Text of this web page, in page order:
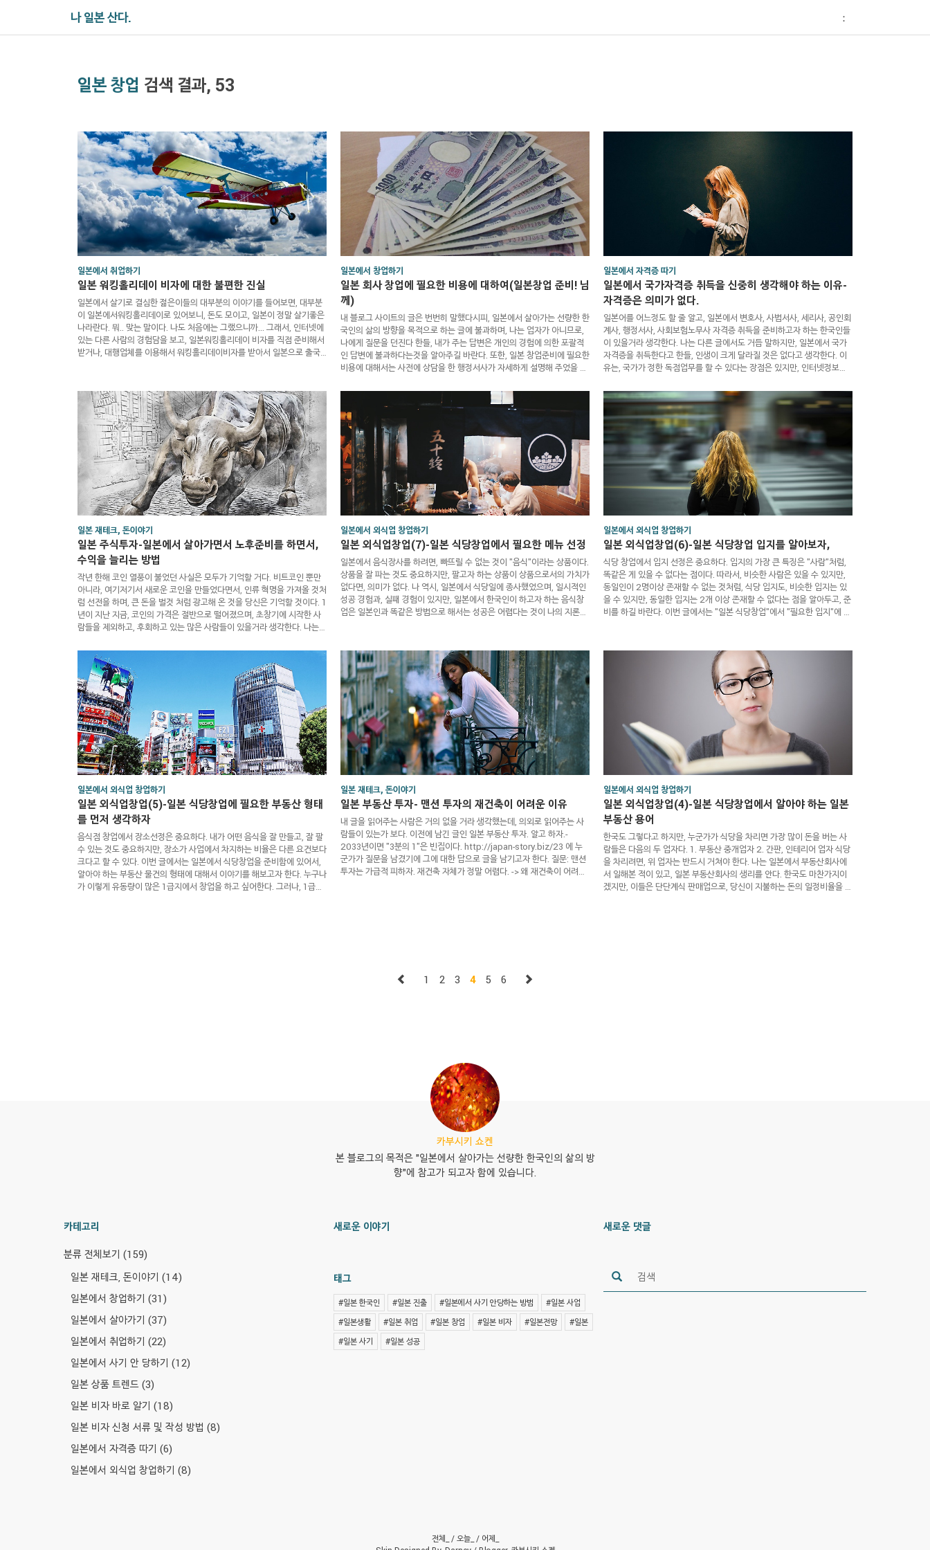
나 일본 산다. ：
일본 창업 검색 결과, 53
일본에서 취업하기
일본 워킹홀리데이 비자에 대한 불편한 진실
일본에서 살기로 결심한 젊은이들의 대부분의 이야기를 들어보면, 대부분
이 일본에서워킹홀리데이로 있어보니, 돈도 모이고, 일본이 정말 살기좋은
나라란다. 뭐.. 맞는 말이다. 나도 처음에는 그랬으니까... 그래서, 인터넷에
있는 다른 사람의 경험담을 보고, 일본워킹홀리데이 비자를 직접 준비해서
받거나, 대행업체를 이용해서 워킹홀리데이비자를 받아서 일본으로 출국
손꼽아 기다리며, 한국에서 일본에서 살아갈 집을 알아보며, 매일이 흥미진
진하고 기대감에 벅찬 나날일 것이다. 그러나, 이런 일본 워킹 홀리데이 비
자에는 당신이 생각하는 것처럼 좋은 일만 있는 것이 아니다. 그 뒤..
일본에서 창업하기
일본 회사 창업에 필요한 비용에 대하여(일본창업 준비! 님
께)
내 블로그 사이트의 글은 번번히 말했다시피, 일본에서 살아가는 선량한 한
국인의 삶의 방향을 목적으로 하는 글에 불과하며, 나는 업자가 아니므로,
나에게 질문을 던진다 한들, 내가 주는 답변은 개인의 경험에 의한 포괄적
인 답변에 불과하다는것을 알아주길 바란다. 또한, 일본 창업준비에 필요한
비용에 대해서는 사전에 상담을 한 행정서사가 자세하게 설명해 주었을 거
길 바라며, 나는 나의 경험 및 나의 지식을 바탕으로 한 관점에서만 이야기
할 수 있을 뿐이다. 그럼, 나에게 남겨준 질문에 대한 답을 해주도록 하겠
다. (누군가를 특정할 수 있는 정보에 대한 질문을 남길 경우, 모두 승인절
차를 통한 비공개로 질문을 처리하며, 가능하다면, 개인정보인..
일본에서 자격증 따기
일본에서 국가자격증 취득을 신중히 생각해야 하는 이유-
자격증은 의미가 없다.
일본어를 어느정도 할 줄 알고, 일본에서 변호사, 사법서사, 세리사, 공인회
계사, 행정서사, 사회보험노무사 자격증 취득을 준비하고자 하는 한국인들
이 있을거라 생각한다. 나는 다른 글에서도 거듭 말하지만, 일본에서 국가
자격증을 취득한다고 한들, 인생이 크게 달라질 것은 없다고 생각한다. 이
유는, 국가가 정한 독점업무를 할 수 있다는 장점은 있지만, 인터넷정보사
와 같은 전문가들을 이용하는 일도 줄어들고 있으며, 이들의 직업은 주도권
을 갖고 고객에게 존경을 받으면서 일을 수행하기 보다는, 오히려, 고객이
엉망진창으로 만들어 버린 뒤치닥거리 일만을 할 가능성이 높다는 점이다.
일본의 가처분 근로소득은 현재의 한국인의 근로소득과 큰 차이가 없..
일본 재테크, 돈이야기
일본 주식투자-일본에서 살아가면서 노후준비를 하면서,
수익을 늘리는 방법
작년 한해 코인 열풍이 불었던 사실은 모두가 기억할 거다. 비트코인 뿐만
아니라, 여기저기서 새로운 코인을 만들었다면서, 인류 혁명을 가져올 것처
럼 선전을 하며, 큰 돈을 벌것 처럼 광고해 온 것을 당신은 기억할 것이다. 1
년이 지난 지금, 코인의 가격은 절반으로 떨어졌으며, 초창기에 시작한 사
람들을 제외하고, 후회하고 있는 많은 사람들이 있을거라 생각한다. 나는
않으며, 실생활에 혁명을 일으킬 것처럼 광고를 해왔지만, 정작 내가 일본
생활에서 필요한 카드 포인트나, 티 포인트 만도 못한 존재처럼 여겨졌기
때문이다. (만일 내가 초창기에 시작했다면, 지금 부자가 되서, 이런 말 자
체를 안할 거라 생각한다. 아쉽게도 나는 기회를 잡지..
일본에서 외식업 창업하기
일본 외식업창업(7)-일본 식당창업에서 필요한 메뉴 선정
일본에서 음식장사를 하려면, 빠뜨릴 수 없는 것이 "음식"이라는 상품이다.
상품을 잘 파는 것도 중요하지만, 팔고자 하는 상품이 상품으로서의 가치가
없다면, 의미가 없다. 나 역시, 일본에서 식당일에 종사했었으며, 일시적인
성공 경험과, 실패 경험이 있지만, 일본에서 한국인이 하고자 하는 음식창
업은 일본인과 똑같은 방법으로 해서는 성공은 어렵다는 것이 나의 지론이
체가 확연히 다르다보니, 역시나 사업의 성공이란 정답이라는 것이 없고,
현재 성공한 것처럼 보이는 사업도, 모래성과 같이 쉽게 무너질 수 있는 것
이라는 것을 직접 가까이에서 볼 수 있었다. 아무튼, 나..
일본에서 외식업 창업하기
일본 외식업창업(6)-일본 식당창업 입지를 알아보자,
식당 창업에서 입지 선정은 중요하다. 입지의 가장 큰 특징은 "사람"처럼,
똑같은 게 있을 수 없다는 점이다. 따라서, 비슷한 사람은 있을 수 있지만,
동일인이 2명이상 존재할 수 없는 것처럼, 식당 입지도, 비슷한 입지는 있
을 수 있지만, 동일한 입지는 2개 이상 존재할 수 없다는 점을 알아두고, 준
비를 하길 바란다. 이번 글에서는 "일본 식당창업"에서 "필요한 입지"에 대
련성 없는 창업 아이템을 선정할 경우, 사업의 성공가능성은 낮아진다. 따
라서, 최소한의 기초지식이라도, 머릿속에 넣고, 준비를 하길 바란다. 그리
고, 나머지는 운에 맡기면서, 최선을 다하..
일본에서 외식업 창업하기
일본 외식업창업(5)-일본 식당창업에 필요한 부동산 형태
를 먼저 생각하자
음식점 창업에서 장소선정은 중요하다. 내가 어떤 음식을 잘 만들고, 잘 팔
수 있는 것도 중요하지만, 장소가 사업에서 차지하는 비율은 다른 요건보다
크다고 할 수 있다. 이번 글에서는 일본에서 식당창업을 준비함에 있어서,
알아야 하는 부동산 물건의 형태에 대해서 이야기를 해보고자 한다. 누구나
가 이렇게 유동량이 많은 1급지에서 창업을 하고 싶어한다. 그러나, 1급지
일본 재테크, 돈이야기
일본 부동산 투자- 맨션 투자의 재건축이 어려운 이유
내 글을 읽어주는 사람은 거의 없을 거라 생각했는데, 의외로 읽어주는 사
람들이 있는가 보다. 이전에 남긴 글인 일본 부동산 투자. 알고 하자.-
2033년이면 "3분의 1"은 빈집이다. http://japan-story.biz/23 에 누
군가가 질문을 남겼기에 그에 대한 답으로 글을 남기고자 한다. 질문: 맨션
투자는 가급적 피하자. 재건축 자체가 정말 어렵다. -> 왜 재건축이 어려운
일본에서 외식업 창업하기
일본 외식업창업(4)-일본 식당창업에서 알아야 하는 일본
부동산 용어
한국도 그렇다고 하지만, 누군가가 식당을 차리면 가장 많이 돈을 버는 사
람들은 다음의 두 업자다. 1. 부동산 중개업자 2. 간판, 인테리어 업자 식당
을 차리려면, 위 업자는 반드시 거쳐야 한다. 나는 일본에서 부동산회사에
서 일해본 적이 있고, 일본 부동산회사의 생리를 안다. 한국도 마찬가지이
겠지만, 이들은 단단계식 판매업으로, 당신이 지불하는 돈의 일정비율을 나
1 2 3 4 5 6
카부시키 쇼켄
본 블로그의 목적은 "일본에서 살아가는 선량한 한국인의 삶의 방
향"에 참고가 되고자 함에 있습니다.
카테고리
분류 전체보기 (159)
일본 재테크, 돈이야기 (14)
일본에서 창업하기 (31)
일본에서 살아가기 (37)
일본에서 취업하기 (22)
일본에서 사기 안 당하기 (12)
일본 상품 트렌드 (3)
일본 비자 바로 알기 (18)
일본 비자 신청 서류 및 작성 방법 (8)
일본에서 자격증 따기 (6)
일본에서 외식업 창업하기 (8)
새로운 이야기
태그
#일본 한국인 #일본 진출 #일본에서 사기 안당하는 방법
#일본 사업
#일본생활
#일본 취업 #일본 창업 #일본 비자 #일본전망
#일본
#일본 사기
#일본 성공
새로운 댓글
전체_ / 오늘_ / 어제_
티스토리툴바